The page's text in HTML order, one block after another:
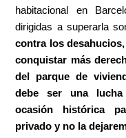
habitacional en
dirigidas a superarla
contra los
conquistar más
del parque de
debe ser una lucha
ocasión histórica
privado y no la